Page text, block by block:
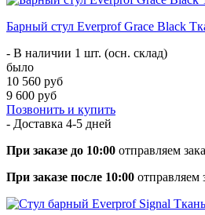
Барный стул Everprof Grace Black
- В наличии 1 шт. (осн. склад)
было
10 560 руб
9 600 руб
Позвонить и купить
- Доставка 4-5 дней
При заказе до 10:00 отправляем
При заказе после 10:00 отправляем